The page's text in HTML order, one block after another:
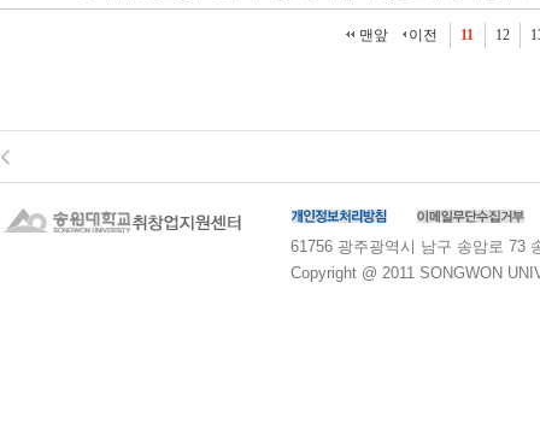
맨앞 이전 11 12
61756 광주광역시 남구 송암로 73
Copyright @ 2011 SONGWON